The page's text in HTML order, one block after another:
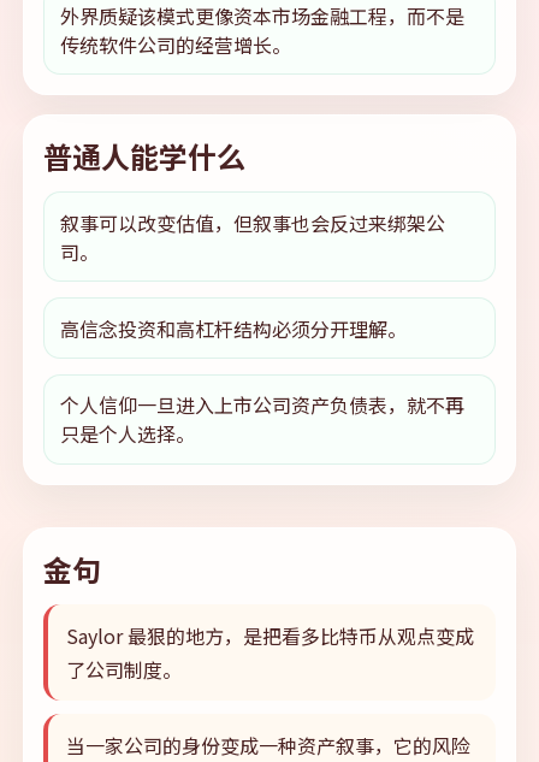
外界质疑该模式更像资本市场金融工程，而不是
传统软件公司的经营增长。
普通人能学什么
叙事可以改变估值，但叙事也会反过来绑架公
司。
高信念投资和高杠杆结构必须分开理解。
个人信仰一旦进入上市公司资产负债表，就不再
只是个人选择。
金句
Saylor 最狠的地方，是把看多比特币从观点变成
了公司制度。
当一家公司的身份变成一种资产叙事，它的风险